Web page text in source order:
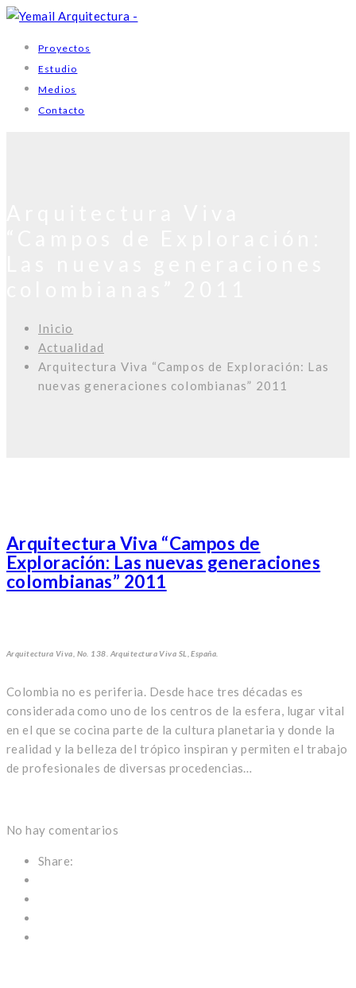
Proyectos
Estudio
Medios
Contacto
Inicio
Actualidad
Arquitectura Viva “Campos de Exploración: Las
nuevas generaciones colombianas” 2011
Arquitectura Viva “Campos de
Exploración: Las nuevas generaciones
colombianas” 2011
Arquitectura Viva, No. 138. Arquitectura Viva SL, España.
Colombia no es periferia. Desde hace tres décadas es
considerada como uno de los centros de la esfera, lugar vital
en el que se cocina parte de la cultura planetaria y donde la
realidad y la belleza del trópico inspiran y permiten el trabajo
de profesionales de diversas procedencias…
No hay comentarios
Share: